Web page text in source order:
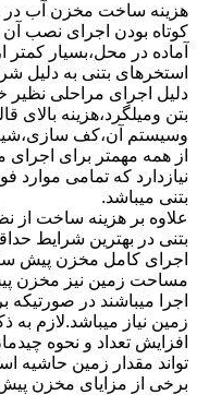
هزینه ساخت مخزن آب در
کوتاه بودن اجرای نصب
آماده در محل،بسیار کمتر
استخرهای بتنی به دلیل
دلیل اجرای مراحلی
بتن ومیلگرد،هزینه بالای
وسیستم آن،کف
از همه مهمتر برای اجرای
نیازدارد که تمامی موارد
بتنی میباشد.
علاوه بر هزینه ساخت از
مساحت زمین نیز مخزن
اجرا میباشند در
زمین نیاز میباشد.لازم
افزایش تعداد و نحوه
تواند مقدار زمین حاشیه
برخی از مزایای مخزن